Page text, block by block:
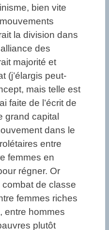
bien vite
la division dans
des
majorité et
(j’élargis peut-
mais telle est
faite de l’écrit de
grand capital
dans le
entre
femmes en
régner. Or
combat de classe
femmes riches
entre hommes
plutôt